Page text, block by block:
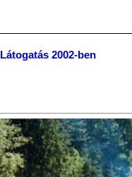
Látogatás 2002-ben